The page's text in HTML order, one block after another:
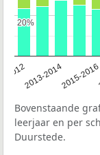
20122013-20142015-2016
20%
20%
Bovenstaande
leerjaar en per
Duurstede.